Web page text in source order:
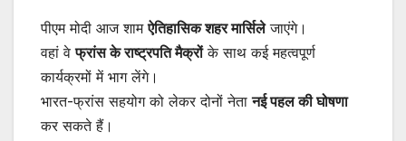
पीएम मोदी आज शामऐतिहासिक शहर मार्सिलेजाएंगे।
वहां वेफ्रांस के राष्ट्रपति मैक्रोंके साथ कई महत्वपूर्ण
कार्यक्रमों में भाग लेंगे।
भारत-फ्रांस सहयोग को लेकर दोनों नेतानई पहल की घोषणा
कर सकते हैं।